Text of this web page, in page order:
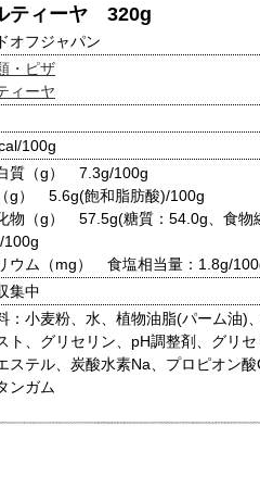
ティーヤ 320g
オフジャパン
・ピザ
ィーヤ
100g
質（g） 7.3g/100g
g） 5.6g(飽和脂肪酸)/100g
物（g） 57.5g(糖質：54.0g、食物
100g
ウム（mg） 食塩相当量：1.8g/
集中
：小麦粉、水、植物油脂(パーム油)、
ト、グリセリン、pH調整剤、グリ
ステル、炭酸水素Na、プロピオン酸
ンガム